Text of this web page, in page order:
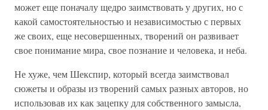
может еще поначалу щедро заимствовать у других, но с
какой самостоятельностью и независимостью с первых
же своих, еще несовершенных, творений он развивает
свое понимание мира, свое познание и человека, и неба.
Не хуже, чем Шекспир, который всегда заимствовал
сюжеты и образы из творений самых разных авторов, но
использовав их как зацепку для собственного замысла,